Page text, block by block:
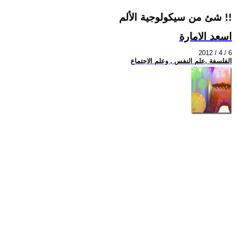
شئ من سيكولوجية الألم !!
اسعد الامارة
2012 / 4 / 6
الفلسفة ,علم النفس , وعلم الاجتماع